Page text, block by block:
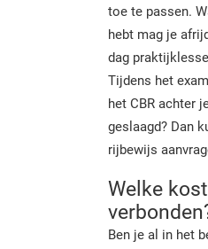
toe te passen.
hebt mag je
dag
Tijdens het
het CBR achter
geslaagd? Dan
rijbewijs
Welke
Ben je al in het